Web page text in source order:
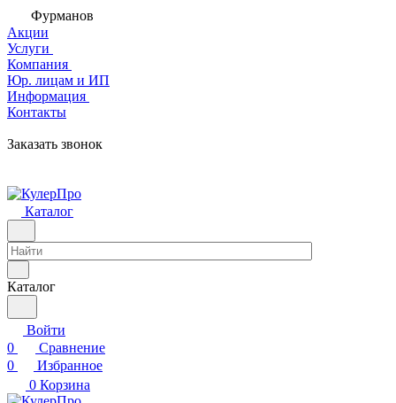
Фурманов
Акции
Услуги
Компания
Юр. лицам и ИП
Информация
Контакты
Заказать звонок
Каталог
Каталог
Войти
0
Сравнение
0
Избранное
0 Корзина